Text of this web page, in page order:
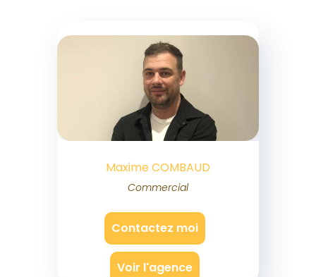
Maxime COMBAUD
Commercial
Contactez moi
Voir l'agence